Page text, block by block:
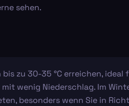
sehen.
zu 30-35 °C erreichen,
wenig Niederschlag. Im
besonders wenn Sie in